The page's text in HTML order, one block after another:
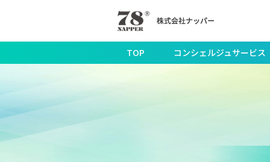
TOP コンシェルジュサービス